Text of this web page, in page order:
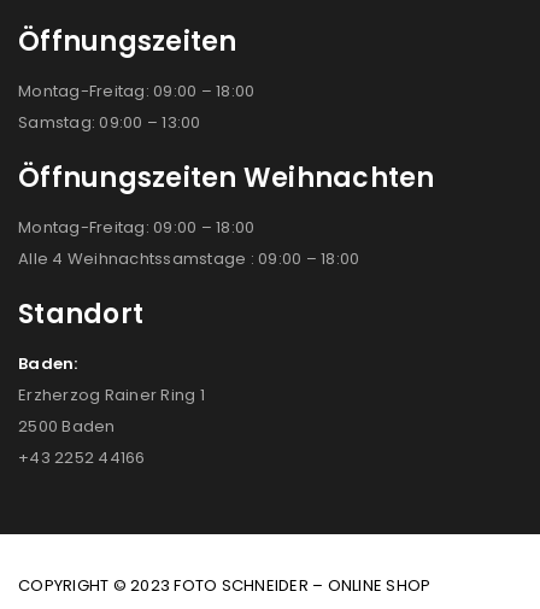
Öffnungszeiten
Montag-Freitag: 09:00 – 18:00
Samstag: 09:00 – 13:00
Öffnungszeiten Weihnachten
Montag-Freitag: 09:00 – 18:00
Alle 4 Weihnachtssamstage : 09:00 – 18:00
Standort
Baden:
Erzherzog Rainer Ring 1
2500 Baden
+43 2252 44166
COPYRIGHT © 2023 FOTO SCHNEIDER – ONLINE SHOP